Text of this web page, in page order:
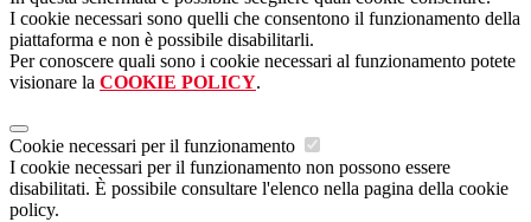
I cookie necessari sono quelli che consentono il funzionamento della
piattaforma e non è possibile disabilitarli.
Per conoscere quali sono i cookie necessari al funzionamento potete
visionare la COOKIE POLICY.
Cookie necessari per il funzionamento
I cookie necessari per il funzionamento non possono essere
disabilitati. È possibile consultare l'elenco nella pagina della cookie
policy.